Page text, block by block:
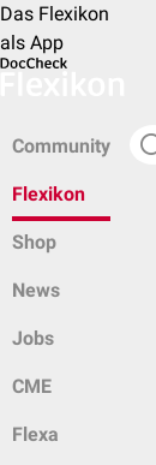
Das Flexikon
als App
Community
Flexikon
Shop
News
Jobs
CME
Flexa